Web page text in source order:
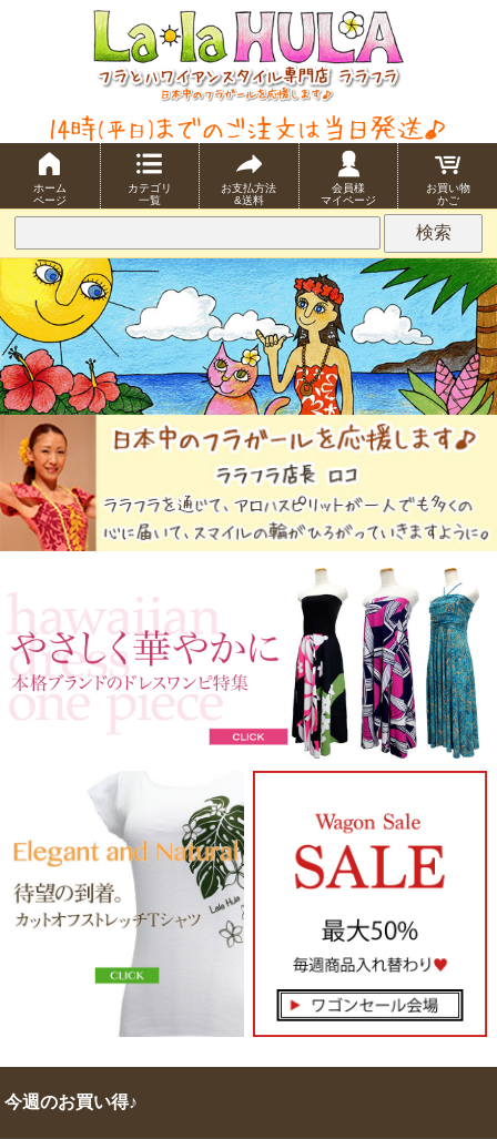
ホーム
ページ
カテゴリ
一覧
お支払方法
&送料
会員様
マイページ
お買い物
かご
今週のお買い得♪